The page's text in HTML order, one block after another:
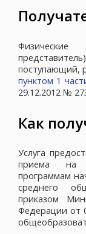
поступающий,
пунктом 1
29.12.2012 №
Как
Услуга
приема на
программам
среднего
приказом
Федерации от